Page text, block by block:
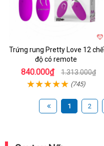
Trứng rung Pretty Love 12 chế
độ có remote
840.000₫ 1.313.000₫
(745)
1 2